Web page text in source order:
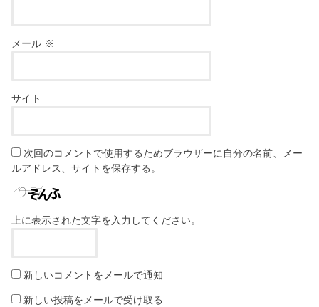
メール ※
サイト
次回のコメントで使用するためブラウザーに自分の名前、メー
ルアドレス、サイトを保存する。
上に表示された文字を入力してください。
新しいコメントをメールで通知
新しい投稿をメールで受け取る